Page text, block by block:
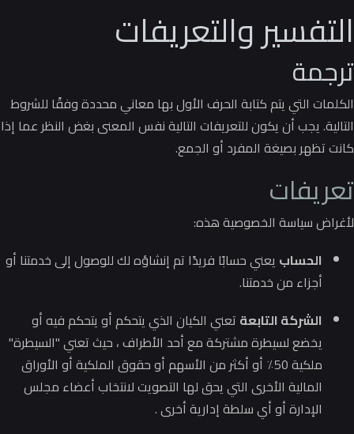
التفسير والتعريفات
ترجمة
الكلمات التي يتم كتابة الحرف الأول بها معاني محددة وفقًا للشروط
التالية.يجب أن يكون للتعريفات التالية نفس المعنى بغض النظر عما إذا
كانت تظهر بصيغة المفرد أو الجمع.
تعريفات
لأغراض سياسة الخصوصية هذه:
الحساب يعني حسابًا فريدًا تم إنشاؤه لك للوصول إلى خدمتنا أو
أجزاء من خدمتنا.
الشركة التابعة تعني الكيان الذي يتحكم أو يتحكم فيه أو
يخضع لسيطرة مشتركة مع أحد الأطراف ، حيث تعني "السيطرة"
ملكية 50٪ أو أكثر من الأسهم أو حقوق الملكية أو الأوراق
المالية الأخرى التي يحق لها التصويت لانتخاب أعضاء مجلس
الإدارة أو أي سلطة إدارية أخرى .